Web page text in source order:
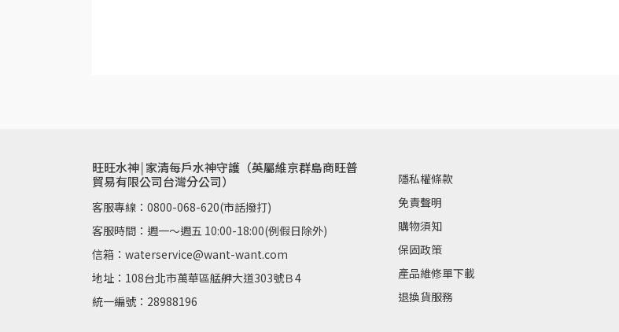
旺旺水神￨家清每戶水神守護（英屬維京群島商旺普
貿易有限公司台灣分公司）
客服專線：0800-068-620(市話撥打)
客服時間：週一～週五 10:00-18:00(例假日除外)
信箱：waterservice@want-want.com
地址：108台北市萬華區艋舺大道303號Ｂ4
統一編號：28988196
隱私權條款
免責聲明
購物須知
保固政策
產品維修單下載
退換貨服務